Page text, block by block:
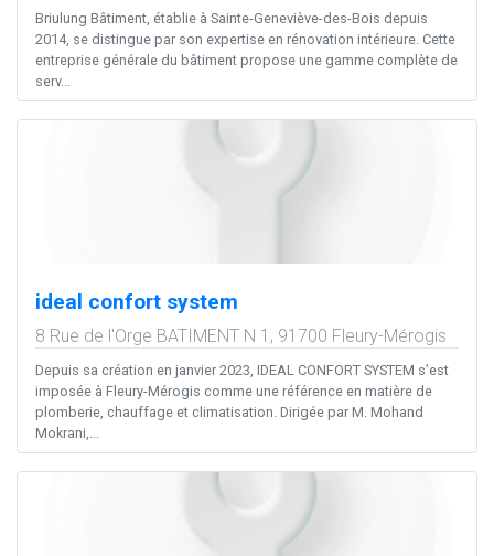
Briulung Bâtiment, établie à Sainte-Geneviève-des-Bois depuis
2014, se distingue par son expertise en rénovation intérieure. Cette
entreprise générale du bâtiment propose une gamme complète de
serv...
ideal confort system
8 Rue de l'Orge BATIMENT N 1, 91700 Fleury-Mérogis
Depuis sa création en janvier 2023, IDEAL CONFORT SYSTEM s’est
imposée à Fleury-Mérogis comme une référence en matière de
plomberie, chauffage et climatisation. Dirigée par M. Mohand
Mokrani,...